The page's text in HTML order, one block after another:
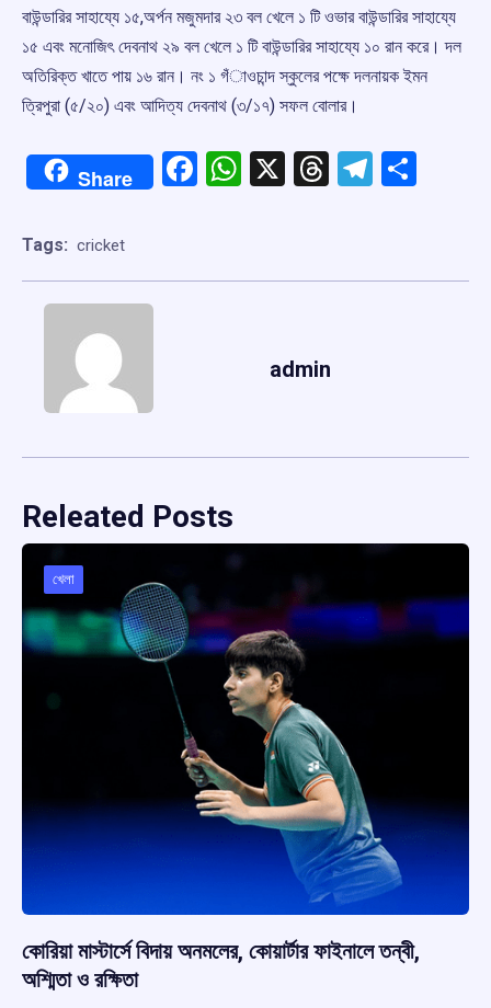
বাউন্ডারির সাহায্যে ১৫,অর্পন মজুমদার ২৩ বল খেলে ১ টি ওভার বাউন্ডারির সাহায্যে
১৫ এবং মনোজিৎ দেবনাথ ২৯ বল খেলে ১ টি বাউন্ডারির সাহায্যে ১০ রান করে। দল
অতিরিক্ত খাতে পায় ১৬ রান। নং ১ গঁাওচান্দ স্কুলের পক্ষে দলনায়ক ইমন
ত্রিপুরা (‌৫/‌২০) এবং আদিত্য দেবনাথ (‌৩/‌১৭) সফল বোলার।‌‌‌‌‌
Share Facebook
WhatsApp
X Threads
Tags: cricket
admin
Releated Posts
খেলা
কোরিয়া মাস্টার্সে বিদায় অনমলের, কোয়ার্টার ফাইনালে তন্বী,
অশ্মিতা ও রক্ষিতা